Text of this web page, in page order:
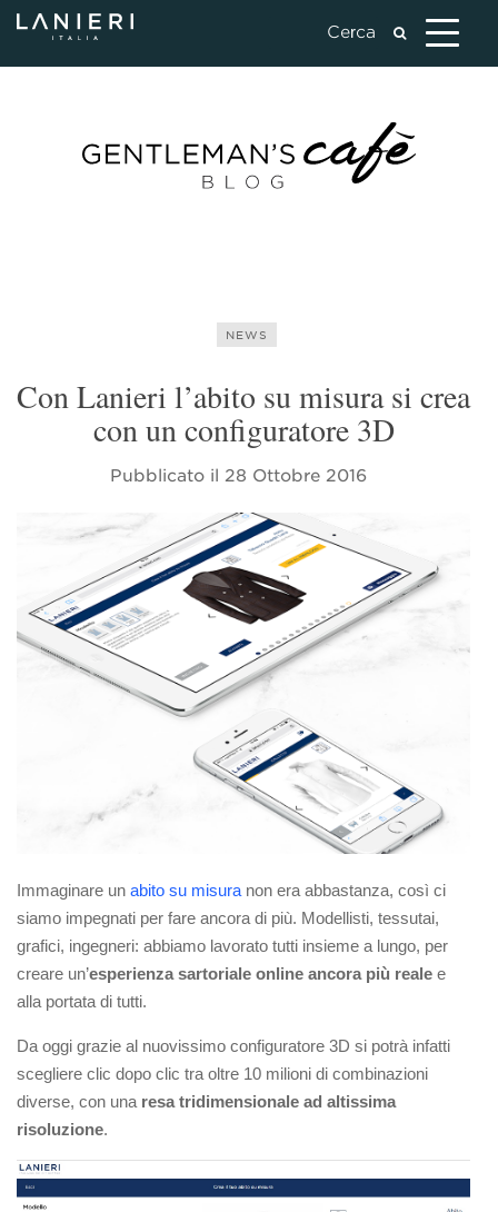
NEWS
Con Lanieri l’abito su misura si crea
con un configuratore 3D
Pubblicato il 28 Ottobre 2016
Immaginare un abito su misura non era abbastanza, così ci
siamo impegnati per fare ancora di più. Modellisti, tessutai,
grafici, ingegneri: abbiamo lavorato tutti insieme a lungo, per
creare un’esperienza sartoriale online ancora più reale e
alla portata di tutti.
Da oggi grazie al nuovissimo configuratore 3D si potrà infatti
scegliere clic dopo clic tra oltre 10 milioni di combinazioni
diverse, con una resa tridimensionale ad altissima
risoluzione.